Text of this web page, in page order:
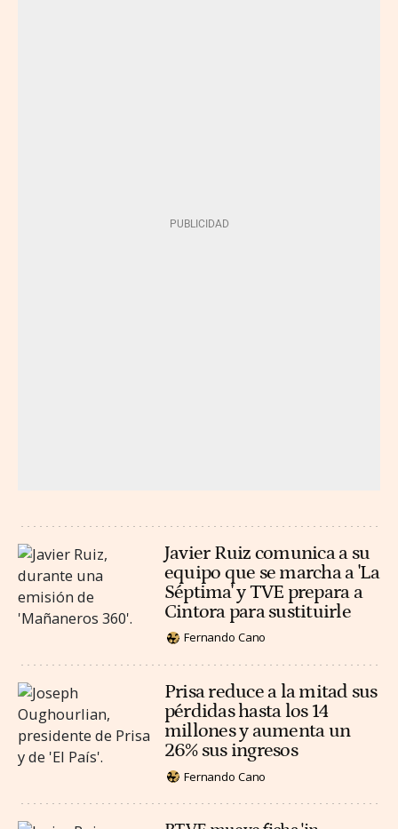
Javier Ruiz comunica a su
equipo que se marcha a 'La
Séptima' y TVE prepara a
Cintora para sustituirle
Fernando Cano
Prisa reduce a la mitad sus
pérdidas hasta los 14
millones y aumenta un
26% sus ingresos
Fernando Cano